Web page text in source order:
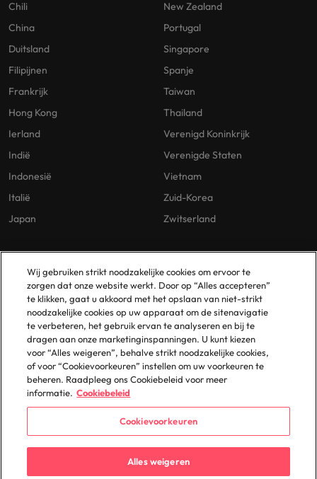
Chili
China
Duitsland
Filipijnen
Frankrijk
Hong Kong
Ierland
Indië
Indonesië
Italië
Japan
New Zealand
Portugal
Singapore
Spanje
Taiwan
Thailand
Verenigd Koninkrijk
Verenigde Staten
Vietnam
Zuid-Korea
Zwitserland
Our Policies
Privacybeleid
Cookies Policy
Policy Library
Gelijke Behandeling
Vestigingen
Amsterdam
Eindhoven
Rotterdam
© 2025 Robert Walters Plc. All Rights Reserved.
Wij gebruiken strikt noodzakelijke cookies om ervoor te
zorgen dat onze website werkt. Door op “Alles accepteren”
te klikken, gaat u akkoord met het opslaan van niet-strikt
noodzakelijke cookies op uw apparaat om de sitenavigatie
te verbeteren, het gebruik ervan te analyseren en bij te
dragen aan onze marketinginspanningen. U kunt kiezen
voor “Alles weigeren”, behalve strikt noodzakelijke cookies,
of voor “Cookievoorkeuren” instellen om uw voorkeuren te
beheren. Raadpleeg ons Cookiebeleid voor meer
informatie. Cookiebeleid
Cookievoorkeuren
Alles weigeren